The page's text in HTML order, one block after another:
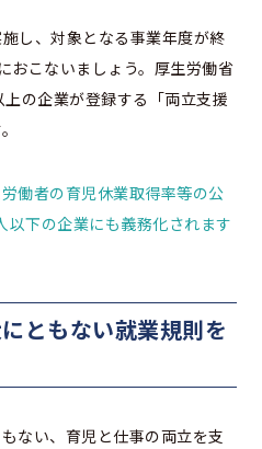
し、対象となる事業年度が終
おこないましょう。厚生労働省
の企業が登録する「両立支援
働者の育児休業取得率等の公
下の企業にも義務化されます
ともない就業規則を
ない、育児と仕事の両立を支